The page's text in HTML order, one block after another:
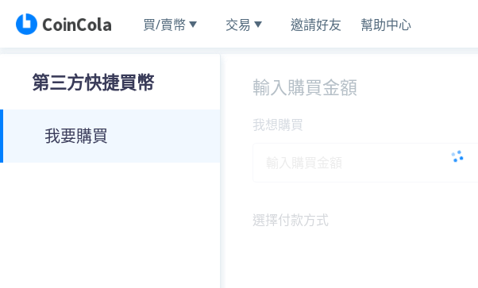
買/賣幣 交易 邀請好友 幫助中心
第三方快捷買幣
我要購買
輸入購買金額
我想購買
選擇付款方式